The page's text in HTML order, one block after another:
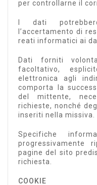
per controllarne il
I dati
l’accertamento di
reati informatici ai
Dati forniti
facoltativo,
elettronica agli
comporta la
del mittente,
richieste, nonché
inseriti nella missiva.
Specifiche
progressivamente
pagine del sito
richiesta.
COOKIE